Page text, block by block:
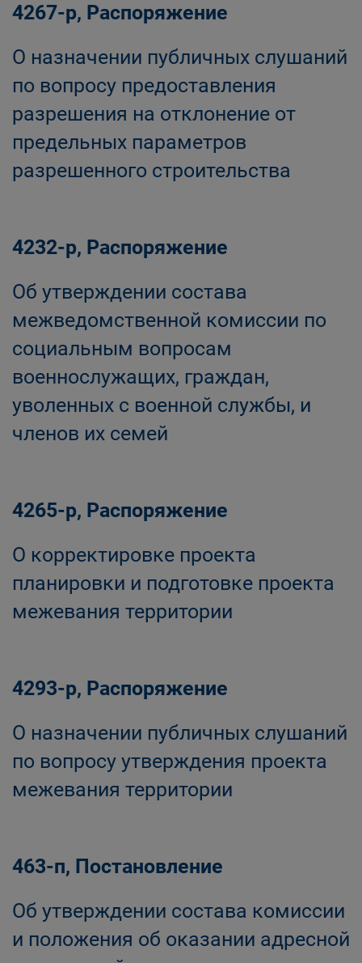
4267-р, Распоряжение
О назначении публичных слушаний
по вопросу предоставления
разрешения на отклонение от
предельных параметров
разрешенного строительства
4232-р, Распоряжение
Об утверждении состава
межведомственной комиссии по
социальным вопросам
военнослужащих, граждан,
уволенных с военной службы, и
членов их семей
4265-р, Распоряжение
О корректировке проекта
планировки и подготовке проекта
межевания территории
4293-р, Распоряжение
О назначении публичных слушаний
по вопросу утверждения проекта
межевания территории
463-п, Постановление
Об утверждении состава комиссии
и положения об оказании адресной